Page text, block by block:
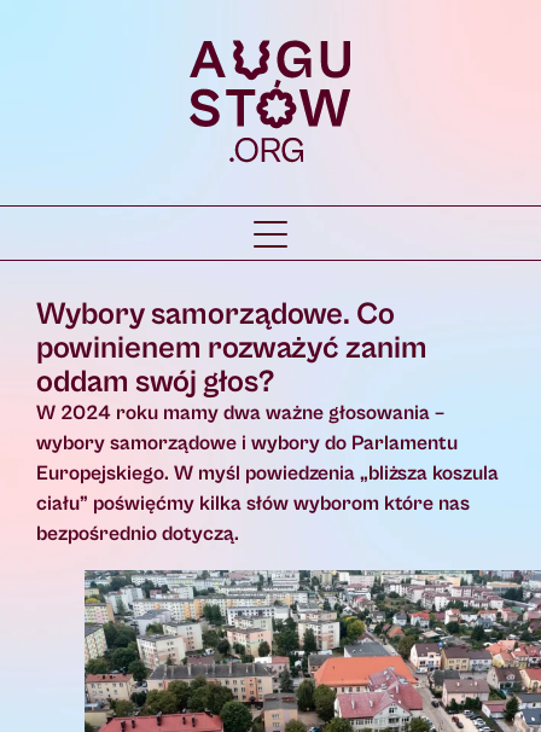
Wybory samorządowe. Co
powinienem rozważyć zanim
oddam swój głos?
W 2024 roku mamy dwa ważne głosowania –
wybory samorządowe i wybory do Parlamentu
Europejskiego. W myśl powiedzenia „bliższa koszula
ciału” poświęćmy kilka słów wyborom które nas
bezpośrednio dotyczą.